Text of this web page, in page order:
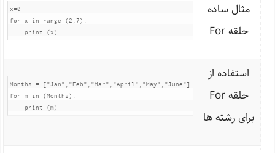
مثال ساده
حلقه For
x=0
for x in range (2,7):
    print (x)
استفاده از
حلقه For
برای رشته ها
Months = ["Jan","Feb","Mar","April","May","June"]
for m in (Months):
    print (m)